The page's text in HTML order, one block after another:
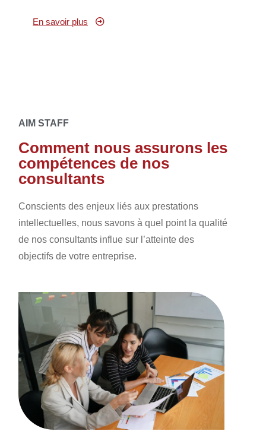
En savoir plus
AIM STAFF
Comment nous assurons les
compétences de nos
consultants
Conscients des enjeux liés aux prestations
intellectuelles, nous savons à quel point la qualité
de nos consultants influe sur l’atteinte des
objectifs de votre entreprise.